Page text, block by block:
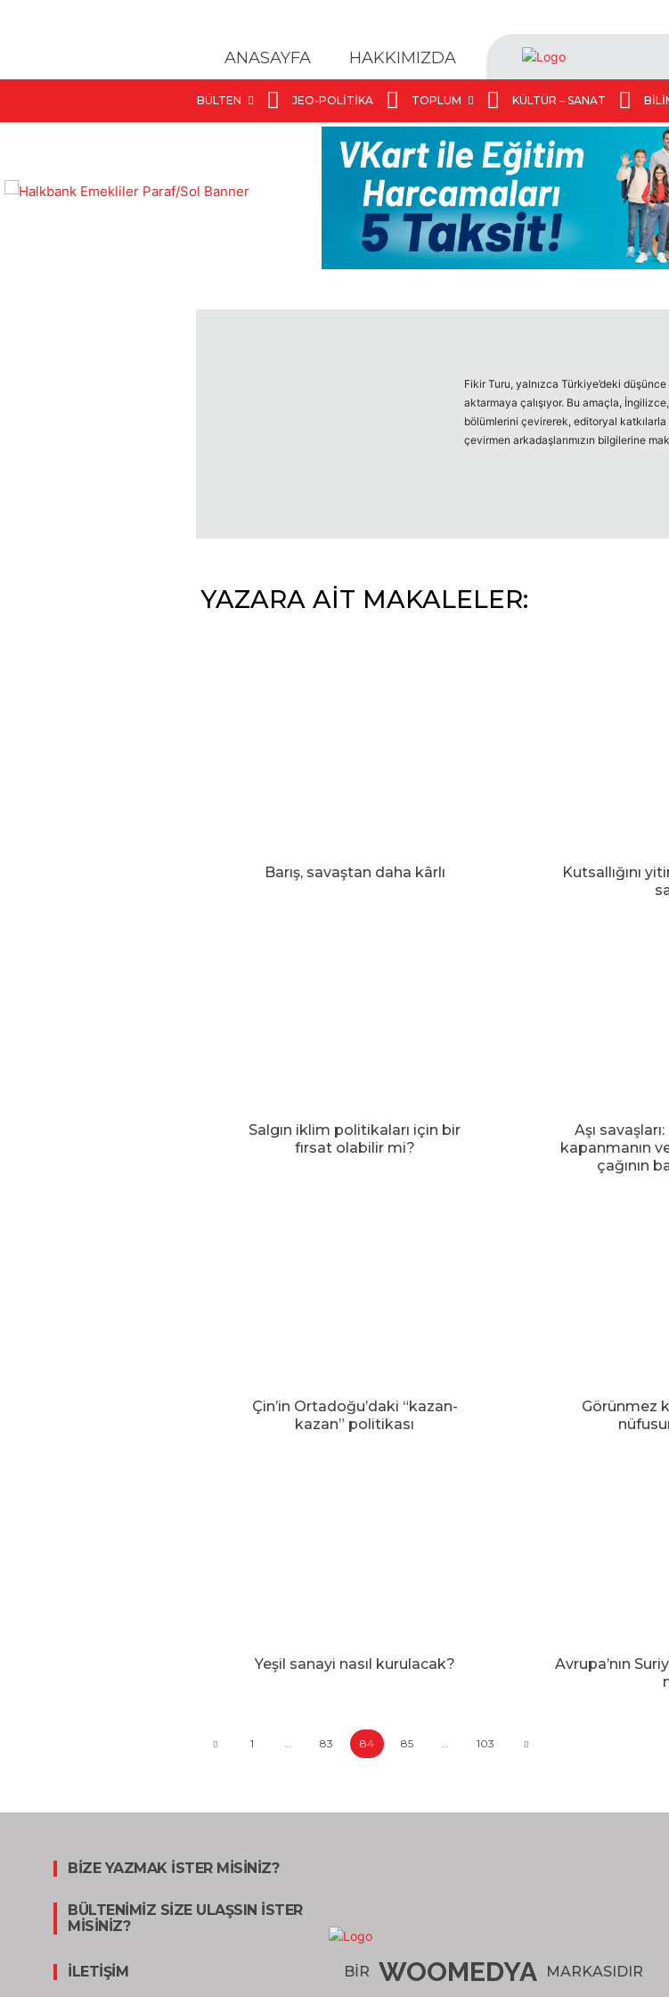
ANASAYFA HAKKIMIZDA
BÜLTEN JEO-POLITIKA TOPLUM KÜLTÜR – SANAT
Fikir Turu, yalnızca Türkiye’deki düşünce
aktarmaya çalışıyor. Bu amaçla,
bölümlerini çevirerek, editoryal
çevirmen arkadaşlarımızın bilgilerine
YAZARA AİT MAKALELER:
Barış, savaştan daha kârlı
Kutsallığını
Salgın iklim politikaları için bir
fırsat olabilir mi?
Aşı
kapanmanın
çağının
Çin’in Ortadoğu’daki “kazan-
kazan” politikası
Görünmez
Yeşil sanayi nasıl kurulacak?
Avrupa’nın
1 ... 83 84 85 ... 103
BİZE YAZMAK İSTER MİSİNİZ?
BÜLTENİMİZ SİZE ULAŞSIN İSTER
MİSİNİZ?
İLETİŞİM BİR WOOMEDYA MARKASIDIR